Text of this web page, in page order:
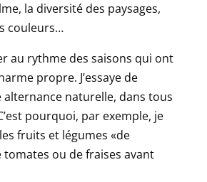
la diversité des paysages,
couleurs…
au rythme des saisons qui ont
propre. J’essaye de
naturelle, dans tous
pourquoi, par exemple, je
fruits et légumes «de
tomates ou de fraises avant